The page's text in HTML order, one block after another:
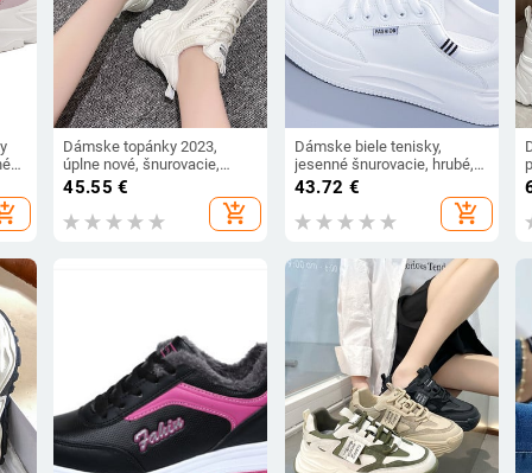
Dámske topánky 2023,
úplne nové, šnurovacie,
dámske vulkanizované
topánky, letné dámske
tenisky, sieťované tenisky,
45.55 €
add_shopping_cart
Dámske biele tenisky,
jesenné šnurovacie, hrubé,
ležérne, balerínky,
protišmykové, vonkajšie,
turistické, športové,
doskové, Sapatos Femininos
43.72 €
add_shopping_cart